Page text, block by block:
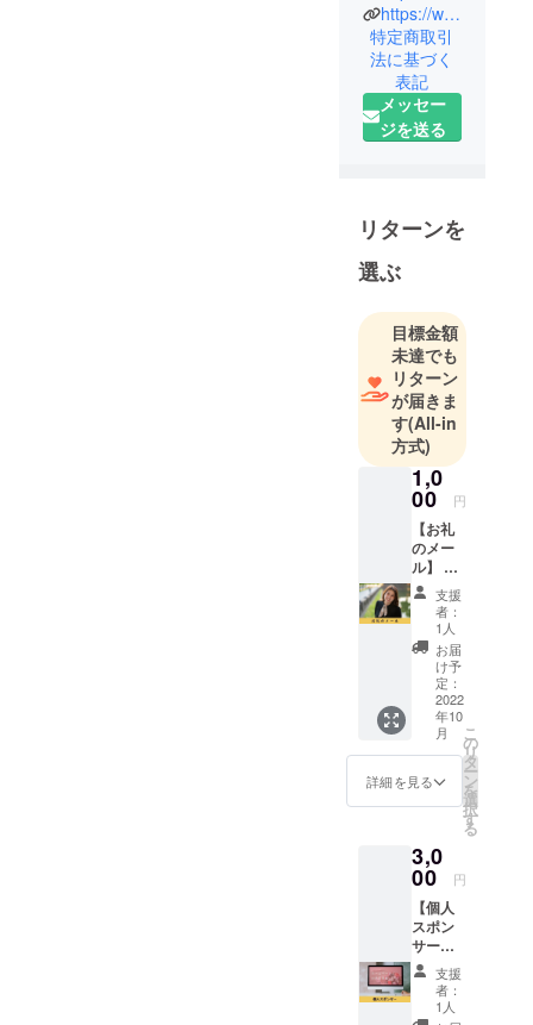
サージ｣を提
供。
スパセラピ
スト国際ラ
イセンス
に勤務。産
婦人科提携
のサロンで
の勤務経験
あり。
健康美の考
えのもと、
心・身体と
もに内側か
ら細胞レベ
ルで整える
ノウハウで
お客様のお
身体もつ力
を引き出
し、基礎力
を高めま
https://www.facebook.com/misaki.yoshigai.7
特定商取引
法に基づく
表記
メッセー
ジを送る
リターンを
選ぶ
目標金額
未達でも
リターン
が届きま
す(All-in
方式)
1,0
00 円
【お礼
のメー
ル】 こ
ころえ
くれれ
をただ
ただ応
援した
い人向
けのリ
ターン
です。
こころ
えくれ
れ代
表・吉
(よしが
いみさ
き)から
熱いお
礼の
メール
をお送
りさせ
ていた
支援
者：
1人
お届
け予
定：
2022
年10
月
詳細を見る
こ
の
リ
タ
ー
ン
を
選
択
す
る
3,0
00 円
【個人
スポン
サー】
こころ
えくれ
れの個
支援
者：
1人